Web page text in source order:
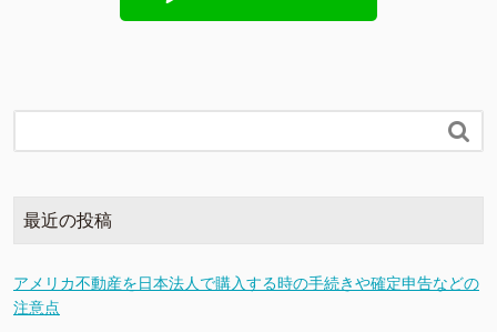

最近の投稿
アメリカ不動産を日本法人で購入する時の手続きや確定申告などの
注意点